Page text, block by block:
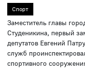
Спорт
Заместитель главы
Студеникина, первый
депутатов Евгений
служб
спортивного